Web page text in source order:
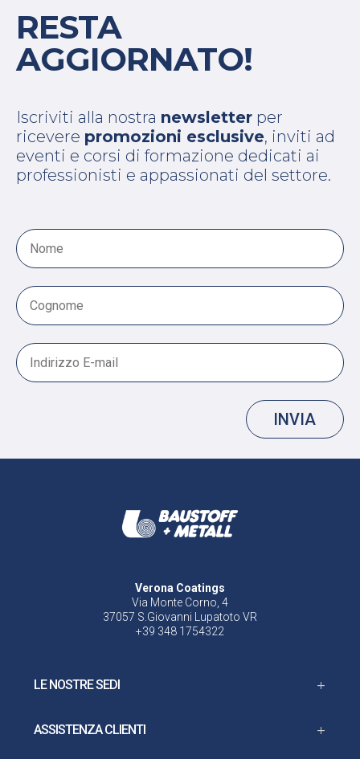
RESTA
AGGIORNATO!
Iscriviti alla nostra newsletter per
ricevere promozioni esclusive, inviti ad
eventi e corsi di formazione dedicati ai
professionisti e appassionati del settore.
INVIA
Verona Coatings
Via Monte Corno, 4
37057 S.Giovanni Lupatoto VR
+39 348 1754322
LE NOSTRE SEDI
ASSISTENZA CLIENTI